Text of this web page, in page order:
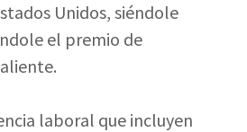
Unidos, siéndole
el premio de
laboral que incluyen